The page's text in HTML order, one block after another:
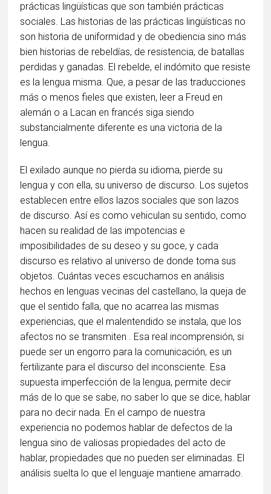
prácticas lingüísticas que son también prácticas
sociales. Las historias de las prácticas lingüísticas no
son historia de uniformidad y de obediencia sino más
bien historias de rebeldías, de resistencia, de batallas
perdidas y ganadas. El rebelde, el indómito que resiste
es la lengua misma. Que, a pesar de las traducciones
más o menos fieles que existen, leer a Freud en
alemán o a Lacan en francés siga siendo
substancialmente diferente es una victoria de la
lengua.
El exilado aunque no pierda su idioma, pierde su
lengua y con ella, su universo de discurso. Los sujetos
establecen entre ellos lazos sociales que son lazos
de discurso. Así es como vehiculan su sentido, como
hacen su realidad de las impotencias e
imposibilidades de su deseo y su goce, y cada
discurso es relativo al universo de donde toma sus
objetos. Cuántas veces escuchamos en análisis
hechos en lenguas vecinas del castellano, la queja de
que el sentido falla, que no acarrea las mismas
experiencias, que el malentendido se instala, que los
afectos no se transmiten . Esa real incomprensión, si
puede ser un engorro para la comunicación, es un
fertilizante para el discurso del inconsciente. Esa
supuesta imperfección de la lengua, permite decir
más de lo que se sabe, no saber lo que se dice, hablar
para no decir nada. En el campo de nuestra
experiencia no podemos hablar de defectos de la
lengua sino de valiosas propiedades del acto de
hablar, propiedades que no pueden ser eliminadas. El
análisis suelta lo que el lenguaje mantiene amarrado.